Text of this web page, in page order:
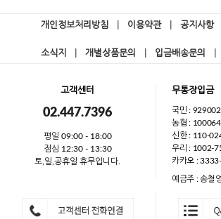
개인정보처리방침 이용약관 공지사항
소식지 개별상품문의 입금배송문의
고객센터
02.447.7396
평일 09:00 - 18:00
점심 12:30 - 13:30
토,일,공휴일 휴무입니다.
무통장입금
국민 :
농협 :
신한 : 110-
우리 : 1002-
카카오 :
예금주 : 송철